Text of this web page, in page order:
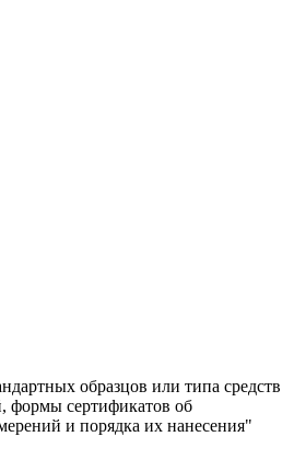
образцов или типа средств
формы сертификатов об
и порядка их нанесения"